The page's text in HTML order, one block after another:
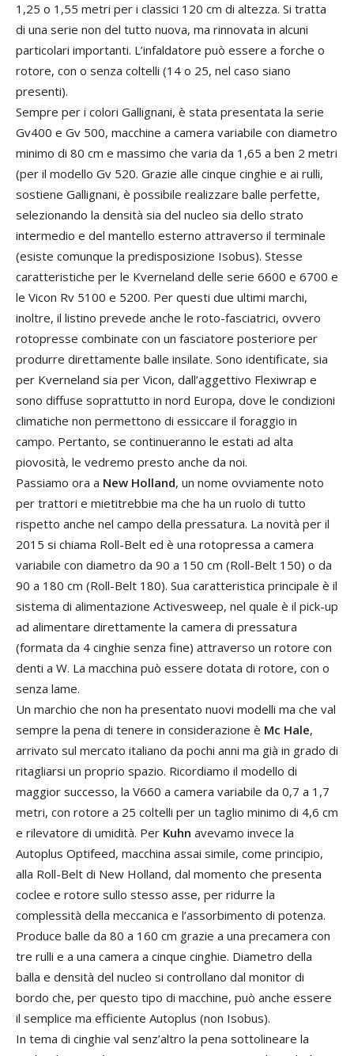
1,25 o 1,55 metri per i classici 120 cm di altezza. Si tratta
di una serie non del tutto nuova, ma rinnovata in alcuni
particolari importanti. L’infaldatore può essere a forche o
rotore, con o senza coltelli (14 o 25, nel caso siano
presenti).
Sempre per i colori Gallignani, è stata presentata la serie
Gv400 e Gv 500, macchine a camera variabile con diametro
minimo di 80 cm e massimo che varia da 1,65 a ben 2 metri
(per il modello Gv 520. Grazie alle cinque cinghie e ai rulli,
sostiene Gallignani, è possibile realizzare balle perfette,
selezionando la densità sia del nucleo sia dello strato
intermedio e del mantello esterno attraverso il terminale
(esiste comunque la predisposizione Isobus). Stesse
caratteristiche per le Kverneland delle serie 6600 e 6700 e
le Vicon Rv 5100 e 5200. Per questi due ultimi marchi,
inoltre, il listino prevede anche le roto-fasciatrici, ovvero
rotopresse combinate con un fasciatore posteriore per
produrre direttamente balle insilate. Sono identificate, sia
per Kverneland sia per Vicon, dall’aggettivo Flexiwrap e
sono diffuse soprattutto in nord Europa, dove le condizioni
climatiche non permettono di essiccare il foraggio in
campo. Pertanto, se continueranno le estati ad alta
piovosità, le vedremo presto anche da noi.
Passiamo ora a New Holland, un nome ovviamente noto
per trattori e mietitrebbie ma che ha un ruolo di tutto
rispetto anche nel campo della pressatura. La novità per il
2015 si chiama Roll-Belt ed è una rotopressa a camera
variabile con diametro da 90 a 150 cm (Roll-Belt 150) o da
90 a 180 cm (Roll-Belt 180). Sua caratteristica principale è il
sistema di alimentazione Activesweep, nel quale è il pick-up
ad alimentare direttamente la camera di pressatura
(formata da 4 cinghie senza fine) attraverso un rotore con
denti a W. La macchina può essere dotata di rotore, con o
senza lame.
Un marchio che non ha presentato nuovi modelli ma che val
sempre la pena di tenere in considerazione è Mc Hale,
arrivato sul mercato italiano da pochi anni ma già in grado di
ritagliarsi un proprio spazio. Ricordiamo il modello di
maggior successo, la V660 a camera variabile da 0,7 a 1,7
metri, con rotore a 25 coltelli per un taglio minimo di 4,6 cm
e rilevatore di umidità. Per Kuhn avevamo invece la
Autoplus Optifeed, macchina assai simile, come principio,
alla Roll-Belt di New Holland, dal momento che presenta
coclee e rotore sullo stesso asse, per ridurre la
complessità della meccanica e l’assorbimento di potenza.
Produce balle da 80 a 160 cm grazie a una precamera con
tre rulli e a una camera a cinque cinghie. Diametro della
balla e densità del nucleo si controllano dal monitor di
bordo che, per questo tipo di macchine, può anche essere
il semplice ma efficiente Autoplus (non Isobus).
In tema di cinghie val senz’altro la pena sottolineare la